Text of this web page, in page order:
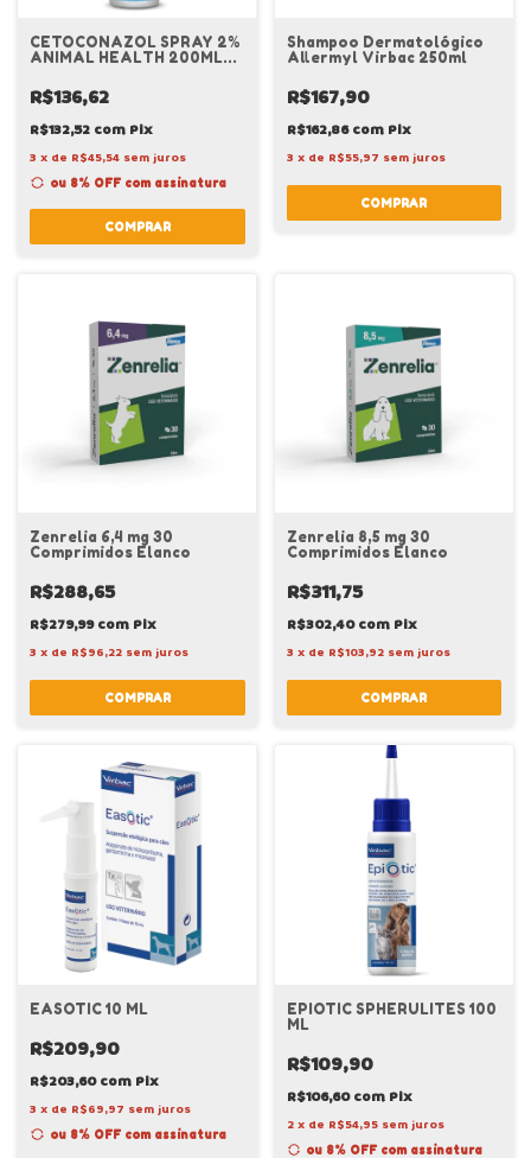
CETOCONAZOL SPRAY 2%
ANIMAL HEALTH 200ML
R$136,62
R$132,52 com Pix
3 x de R$45,54 sem juros
ou 8% OFF com assinatura
COMPRAR
Shampoo Dermatológico
Allermyl Virbac 250ml
R$167,90
R$162,86com Pix
3 x de R$55,97 sem juros
Zenrelia 6,4 mg 30
Comprimidos Elanco
R$288,65
R$279,99com Pix
3 x de R$96,22 sem juros
Zenrelia 8,5 mg 30
Comprimidos Elanco
R$311,75
R$302,40com Pix
3 x de R$103,92 sem juros
EASOTIC 10 ML
R$209,90
R$203,60com Pix
3 x de R$69,97 sem juros
ou 8% OFF com assinatura
EPIOTIC SPHERULITES 100
ML
R$109,90
R$106,60com Pix
2 x de R$54,95 sem juros
ou 8% OFF com assinatura